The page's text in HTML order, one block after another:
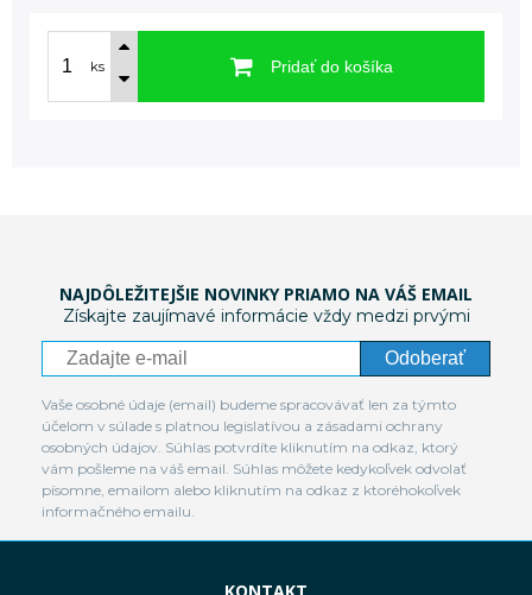
ks Pridať do košíka
NAJDÔLEŽITEJŠIE NOVINKY PRIAMO NA VÁŠ EMAIL
Získajte zaujímavé informácie vždy medzi prvými
Odoberať
Vaše osobné údaje (email) budeme spracovávať len za týmto
účelom v súlade s platnou legislatívou a zásadami ochrany
osobných údajov. Súhlas potvrdíte kliknutím na odkaz, ktorý
vám pošleme na váš email. Súhlas môžete kedykoľvek odvolať
písomne, emailom alebo kliknutím na odkaz z ktoréhokoľvek
informačného emailu.